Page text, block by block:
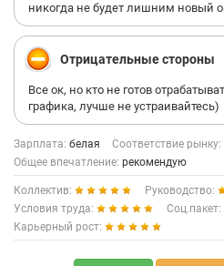
никогда не будет лишним новый
Отрицательные стороны
Все ок, но кто не готов
графика, лучше не устраивайтесь)
Зарплата: белая Соответствие рынку:
Общее впечатление: рекомендую
Коллектив:
Руководство:
Условия труда:
Соц.пакет:
Карьерный рост: